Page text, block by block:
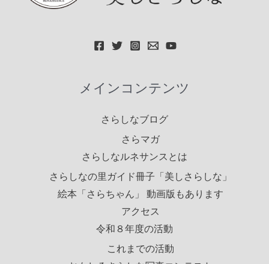
メインコンテンツ
さらしなブログ
さらマガ
さらしなルネサンスとは
さらしなの里ガイド冊子「美しさらしな」
絵本「さらちゃん」 動画版もあります
アクセス
令和８年度の活動
これまでの活動